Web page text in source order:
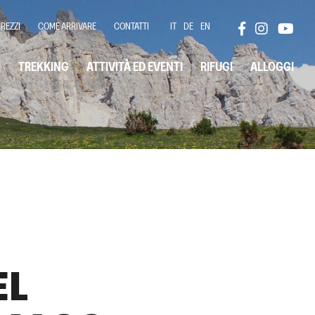
COME ARRIVARE CONTATTI IT DE EN
TREKKING ATTIVITÀ ED EVENTI RIFUGI ALLOGGI